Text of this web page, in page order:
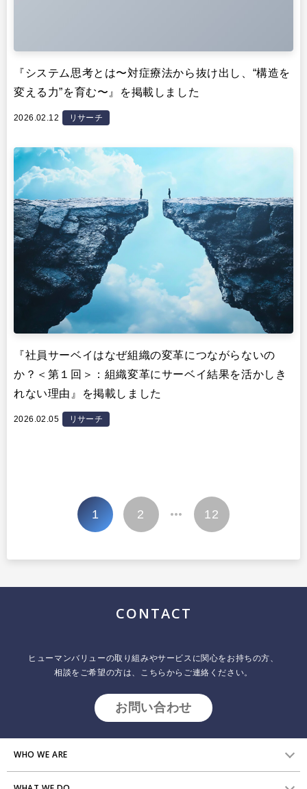
『システム思考とは〜対症療法から抜け出し、“構造を
変える力”を育む〜』を掲載しました
2026.02.12 リサーチ
『社員サーベイはなぜ組織の変革につながらないの
か？＜第１回＞：組織変革にサーベイ結果を活かしき
れない理由』を掲載しました
2026.02.05 リサーチ
ペ
1 2 12
CONTACT
ヒューマンバリューの取り組みやサービスに関心をお持ちの方、
相談をご希望の方は、こちらからご連絡ください。
お問い合わせ
WHO WE ARE